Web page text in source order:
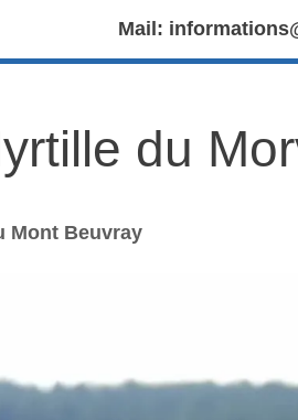
Mail:
du
Mont Beuvray